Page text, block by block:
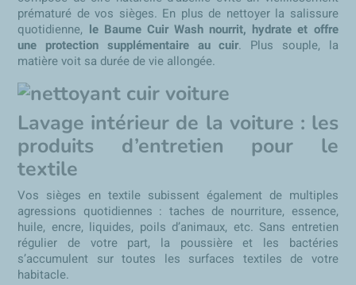
prématuré de vos sièges. En plus de nettoyer la salissure
quotidienne, le Baume Cuir Wash nourrit, hydrate et offre
une protection supplémentaire au cuir. Plus souple, la
matière voit sa durée de vie allongée.
Lavage intérieur de la voiture : les
produits d’entretien pour le
textile
Vos sièges en textile subissent également de multiples
agressions quotidiennes : taches de nourriture, essence,
huile, encre, liquides, poils d’animaux, etc. Sans entretien
régulier de votre part, la poussière et les bactéries
s’accumulent sur toutes les surfaces textiles de votre
habitacle.